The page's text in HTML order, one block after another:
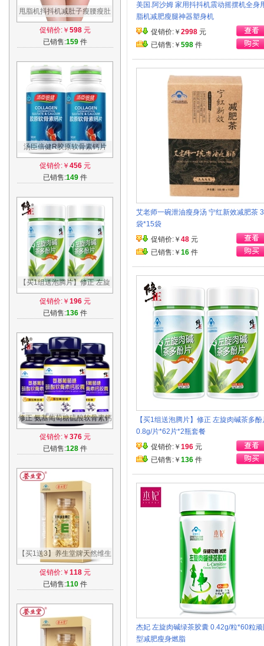
甩脂机抖抖机减肚子瘦腰瘦肚
子神器减肥仪器材瘦身腰带懒
人塑身机
促销价:￥ 598元
已销售:159件
汤臣倍健R胶原软骨素钙片
1200mg/片*90片*2瓶套餐中
老年钙片老人
促销价:￥ 456元
已销售:149件
【买1组送泡腾片】修正 左旋
肉碱茶多酚片 0.8g/片*62片*2
瓶套餐
促销价:￥ 196元
已销售:136件
修正 氨基葡萄糖硫酸软骨素钙
胶囊 0.5g/粒*60粒/瓶*3瓶套餐
促销价:￥ 376元
已销售:128件
【买1送3】养生堂牌天然维生
素E软胶囊 250mg/粒*100粒
维E
促销价:￥ 118元
已销售:110件
美国.阿沙姆 家用抖抖机震动摇摆机全身
脂机减肥瘦腿神器塑身机
促销价:￥ 2998 元
已销售:￥ 598 件
艾老师一碗泄油瘦身汤 宁红新效减肥茶
袋*15袋
促销价:￥ 48 元
已销售:￥ 16 件
【买1组送泡腾片】修正 左旋肉碱茶多酚
0.8g/片*62片*2瓶套餐
促销价:￥ 196 元
已销售:￥ 136 件
杰妃 左旋肉碱绿茶胶囊 0.42g/粒*60粒
型减肥瘦身燃脂